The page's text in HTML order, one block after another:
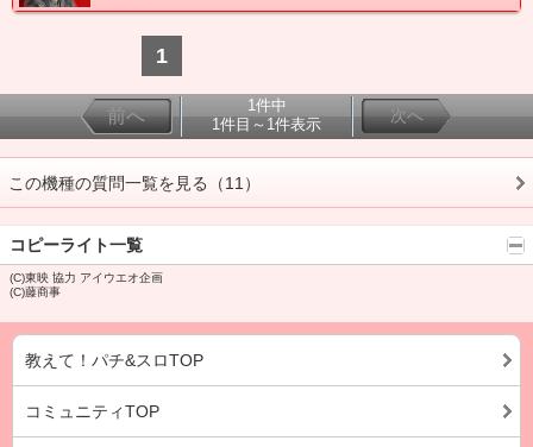
1
前へ
1件中
1件目～1件表示
次へ
この機種の質問一覧を見る（11）
コピーライト一覧
(C)東映 協力 アイウエオ企画
(C)藤商事
教えて！パチ&スロTOP
コミュニティTOP